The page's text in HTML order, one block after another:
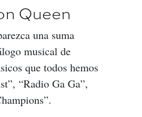
Queen
una suma
musical de
que todos hemos
“Radio Ga Ga”,